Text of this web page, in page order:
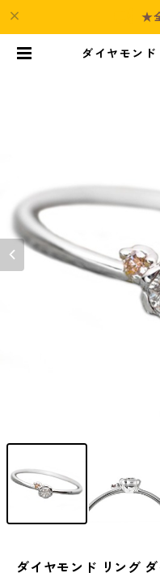
★
ダイヤモン
ダイヤモンド リング